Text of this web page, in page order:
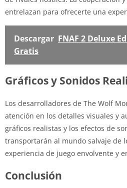
entrelazan para ofrecerte una
Descargar FNAF 2 Deluxe
Gratis
Gráficos y Sonidos
Los desarrolladores de The Wolf
atención en los detalles visuales y
gráficos realistas y los efectos de
transportarán al mundo salvaje de
experiencia de juego envolvente y
Conclusión